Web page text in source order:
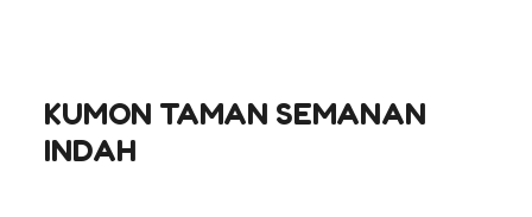
KUMON TAMAN SEMANAN
INDAH